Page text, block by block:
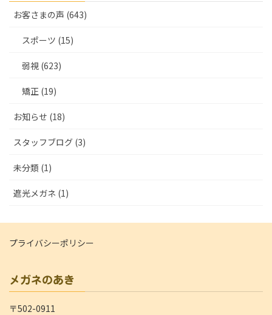
お客さまの声 (643)
スポーツ (15)
弱視 (623)
矯正 (19)
お知らせ (18)
スタッフブログ (3)
未分類 (1)
遮光メガネ (1)
プライバシーポリシー
メガネのあき
〒502-0911